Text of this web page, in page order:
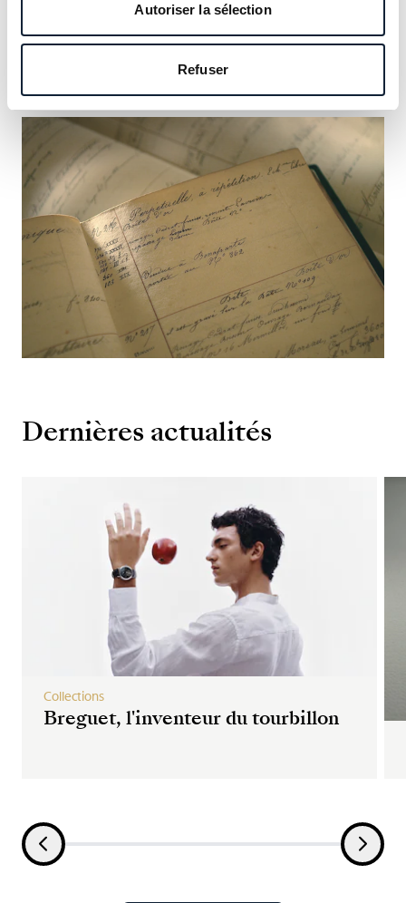
Autoriser la sélection
Refuser
notre héritage et saisissez l’occasion d’y inscrire le vôtre.
Dernières actualités
Breguet, l'inventeur du tourbillon
Collections